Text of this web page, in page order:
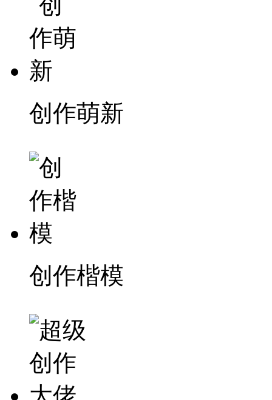
创作萌新
创作楷模